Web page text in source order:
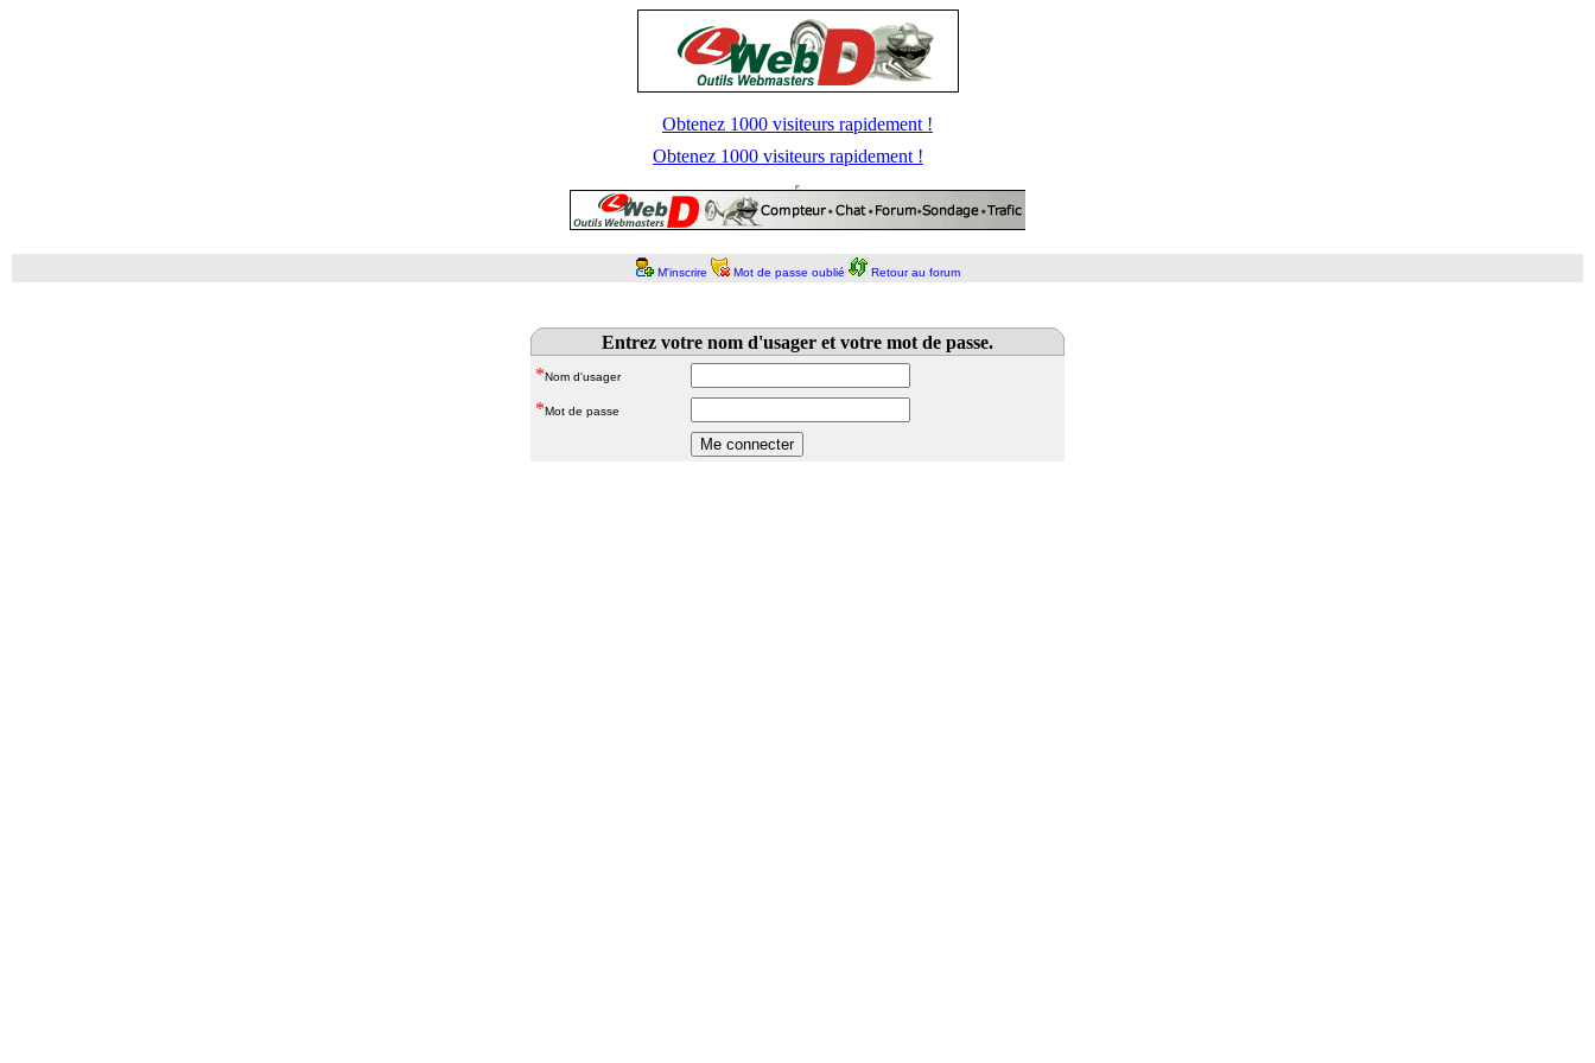
Obtenez 1000 visiteurs rapidement !
Obtenez 1000 visiteurs rapidement !
M'inscrire Mot de passe oublié Retour au forum
Entrez votre nom d'usager et votre mot de passe.
*Nom d'usager
*Mot de passe